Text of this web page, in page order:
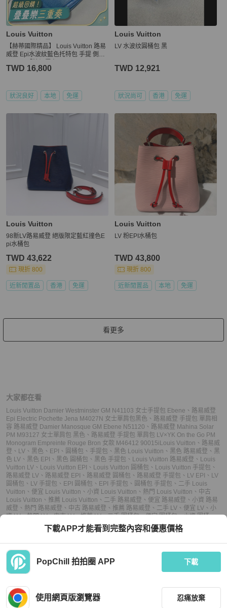
Louis Vuitton
【赫蒂國際精品】 Louis Vuitton 路易
威登 Epi水波紋藍色托特包 手提 側背
TWD 16,800
狀況良好 本地 免運
Louis Vuitton
LV 水波纹圓桶包 黑
TWD 12,921
狀況尚可 香港 免運
Louis Vuitton
98新LV路易威登 絕版限定藍紅撞色E
pi水桶包
TWD 43,622
現折 800
近新閒置品 香港 免運
Louis Vuitton
LV 粉EPI水桶包
TWD 43,800
現折 800
近新閒置品 本地 免運
看更多
大家都在看
Louis Vuitton Damier Westminster GM N41103 女士手提包 Ebene 、 路易威登
Epi Electric Pochette Jena M4027N 女士單肩包黑色 、 路易威登 手提包 單肩相
容 路易威登 Damier Manosque GM Ebene N51120 、 路易威登 Mahina Solar
PM M93127 女士單肩包 黑色 、 路易威登 手提包 單肩包 LV×YK On the Go PM
Monogram Empreinte Rouge Bron 女款 M46412 90015iLouis Vuitton 、 路易威
登 、 LV 、 黑色 、 EPI 、 圓桶包 、 手提包 、 黑色 Louis Vuitton 、 黑色 路易威登 、 黑
色 LV 、 黑色 EPI 、 黑色 圓桶包 、 黑色 手提包 、 Louis Vuitton 路易威登 、 Louis
Vuitton LV 、 Louis Vuitton EPI 、 Louis Vuitton 圓桶包 、 Louis Vuitton 手提包 、
路易威登 LV 、 路易威登 EPI 、 路易威登 圓桶包 、 路易威登 手提包 、 LV EPI 、 LV
圓桶包 、 LV 手提包 、 EPI 圓桶包 、 EPI 手提包 、 圓桶包 手提包 、 二手 Louis
Vuitton 、 便宜 Louis Vuitton 、 小資 Louis Vuitton 、 熱門 Louis Vuitton 、 中古
Louis Vuitton 、 推薦 Louis Vuitton 、 二手 路易威登 、 便宜 路易威登 、 小資 路易
威登 、 熱門 路易威登 、 中古 路易威登 、 推薦 路易威登 、 二手 LV 、 便宜 LV 、 小
資 LV、熱門 LV、中古 LV、推薦 LV、二手 圓桶包、便宜 圓桶包、小資 圓桶
熱門 圓桶包、中古 圓桶包、推薦 圓桶包 、 二手 手提包、便宜 手提包
熱門 手提包、 中古 手提包、推薦 手提包
下載APP才能看到完整內容和優惠價格
PopChill 拍拍圈 APP 下載
使用網頁版瀏覽器 忍痛放棄